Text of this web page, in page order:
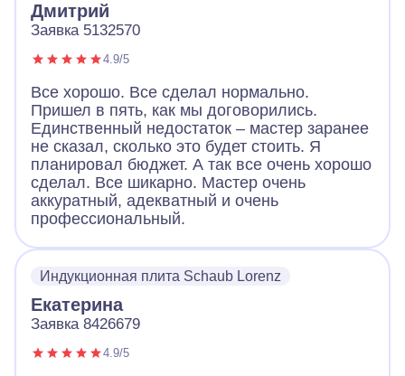
Дмитрий
Заявка 5132570
4.9/5
Все хорошо. Все сделал нормально.
Пришел в пять, как мы договорились.
Единственный недостаток – мастер заранее
не сказал, сколько это будет стоить. Я
планировал бюджет. А так все очень хорошо
сделал. Все шикарно. Мастер очень
аккуратный, адекватный и очень
профессиональный.
Индукционная плита Schaub Lorenz
Екатерина
Заявка 8426679
4.9/5